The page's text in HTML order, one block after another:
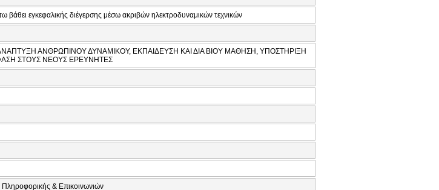
βάθει εγκεφαλικής διέγερσης μέσω ακριβών ηλεκτροδυναμικών τεχνικών
ΑΝΘΡΩΠΙΝΟΥ ΔΥΝΑΜΙΚΟΥ, ΕΚΠΑΙΔΕΥΣΗ ΚΑΙ ΔΙΑ ΒΙΟΥ ΜΑΘΗΣΗ, ΥΠΟΣΤΗΡΙΞΗ
ΣΤΟΥΣ ΝΕΟΥΣ ΕΡΕΥΝΗΤΕΣ
Πληροφορικής & Επικοινωνιών